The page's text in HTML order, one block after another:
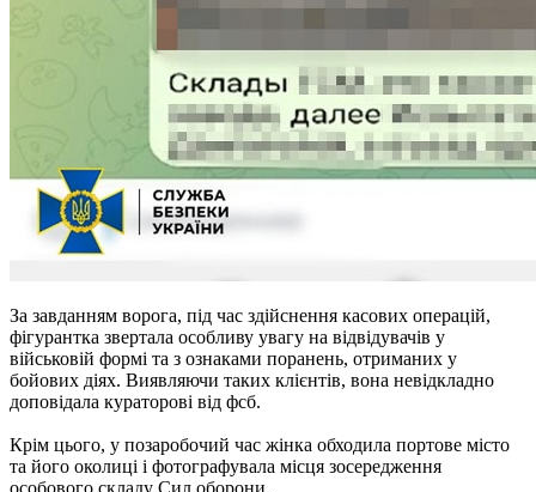
За завданням ворога, під час здійснення касових операцій,
фігурантка звертала особливу увагу на відвідувачів у
військовій формі та з ознаками поранень, отриманих у
бойових діях. Виявляючи таких клієнтів, вона невідкладно
доповідала кураторові від фсб.
Крім цього, у позаробочий час жінка обходила портове місто
та його околиці і фотографувала місця зосередження
особового складу Сил оборони.